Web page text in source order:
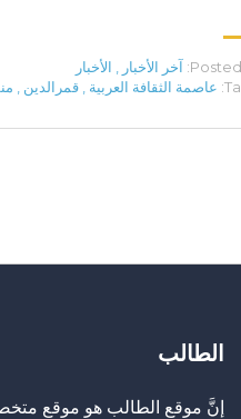
Posted آخر الأخبار
الأخبار
عاصمة الثقافة العربية قمرالدين
الطالب
إنَّ موقع الطالب هو موقع